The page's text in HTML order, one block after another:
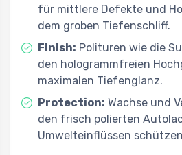
für mittlere Defekte und
dem groben Tiefenschliff.
Finish: Polituren wie die
den hologrammfreien
maximalen Tiefenglanz.
Protection: Wachse und
den frisch polierten
Umwelteinflüssen